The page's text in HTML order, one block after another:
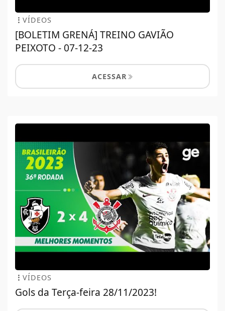
VÍDEOS
[BOLETIM GRENÁ] TREINO GAVIÃO
PEIXOTO - 07-12-23
ACESSAR
VÍDEOS
Gols da Terça-feira 28/11/2023!